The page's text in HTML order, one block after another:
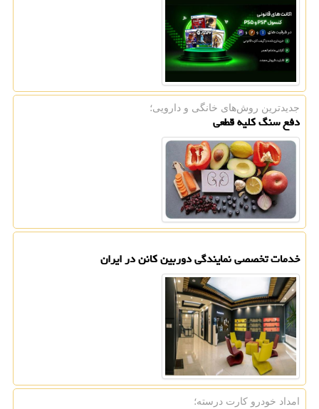
جدیدترین روش‌های خانگی و دارویی؛
دفع سنگ کلیه قطعی
خدمات تخصصی نمایندگی دوربین کانن در ایران
امداد خودرو کارت درسته؛